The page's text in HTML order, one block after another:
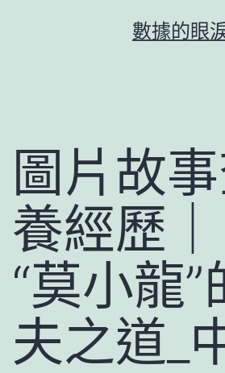
數據的眼
圖片故
養經歷
“莫小龍”
夫之道_